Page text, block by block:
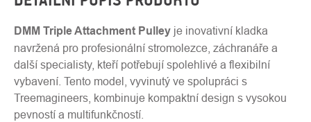
DMM Triple Attachment Pulley je inovativní kladka
navržená pro profesionální stromolezce, záchranáře a
další specialisty, kteří potřebují spolehlivé a flexibilní
vybavení. Tento model, vyvinutý ve spolupráci s
Treemagineers, kombinuje kompaktní design s vysokou
pevností a multifunkčností.